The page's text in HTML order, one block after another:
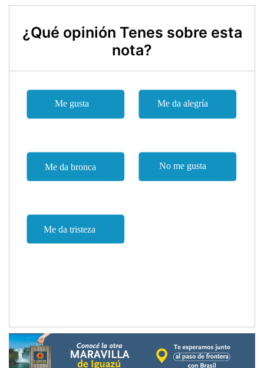
¿Qué opinión Tenes sobre esta
nota?